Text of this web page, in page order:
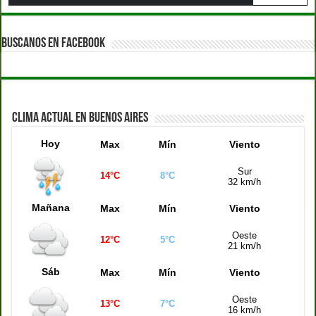
BUSCANOS EN FACEBOOK
CLIMA ACTUAL EN BUENOS AIRES
Hoy Max Mín Viento
14°C 8°C
Sur
32 km/h
Mañana Max Mín Viento
12°C 5°C
Oeste
21 km/h
Sáb Max Mín Viento
13°C 7°C
Oeste
16 km/h